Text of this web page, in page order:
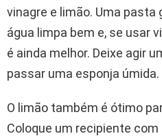
vinagre e limão. Uma
água limpa bem e, se usar
é ainda melhor. Deixe agir
passar uma esponja úmida.
O limão também é ótimo
Coloque um recipiente